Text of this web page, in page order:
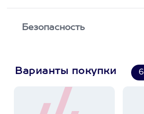
Безопасность
Варианты покупки 6